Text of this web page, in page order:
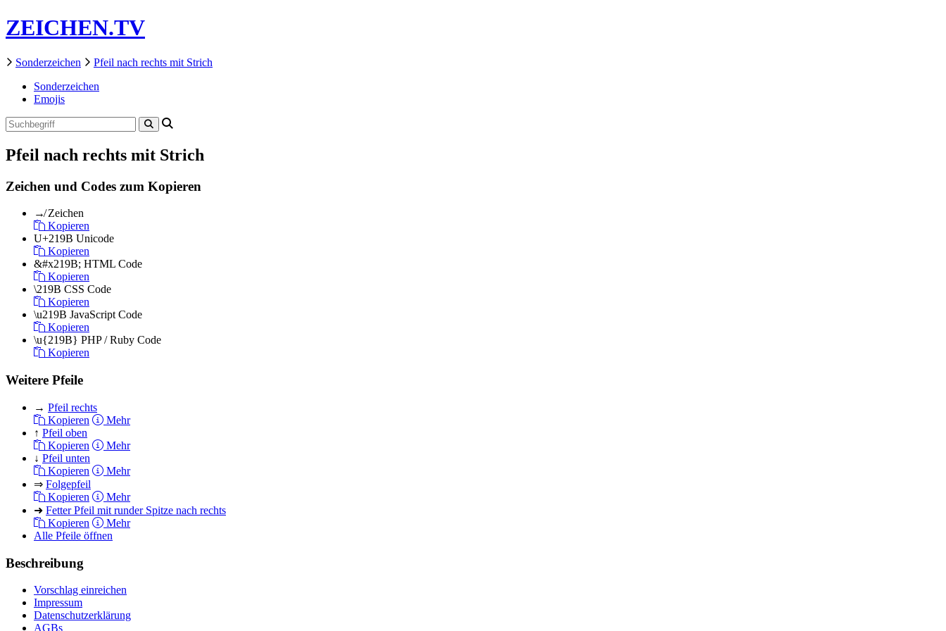
ZEICHEN.TV
Sonderzeichen
Pfeil nach rechts mit Strich
Sonderzeichen
Emojis
Pfeil nach rechts mit Strich
Zeichen und Codes zum Kopieren
↛ Zeichen
Kopieren
U+219B Unicode
Kopieren
&#x219B; HTML Code
Kopieren
\219B CSS Code
Kopieren
\u219B JavaScript Code
Kopieren
\u{219B} PHP / Ruby Code
Kopieren
Weitere Pfeile
→ Pfeil rechts
Kopieren
Mehr
↑ Pfeil oben
Kopieren
Mehr
↓ Pfeil unten
Kopieren
Mehr
⇒ Folgepfeil
Kopieren
Mehr
➜ Fetter Pfeil mit runder Spitze nach rechts
Kopieren
Mehr
Alle Pfeile öffnen
Beschreibung
Vorschlag einreichen
Impressum
Datenschutzerklärung
AGBs